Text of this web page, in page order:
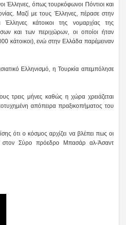
Έλληνες, όπως τουρκόφωνοι Πόντιοι και
Μαζί με τους Έλληνες, πέρασε στην
κάτοικοι της νομαρχίας της
και των περιχώρων, οι οποίοι ήταν
κάτοικοι), ενώ στην Ελλάδα παρέμειναν
Ελληνισμό, η Τουρκία απεμπόλησε
τρεις μήνες καθώς η χώρα χρειάζεται
απόπειρα πραξικοπήματος του
ότι ο κόσμος αρχίζει να βλέπει πως οι
στον Σύρο πρόεδρο Μπασάρ αλ-Άσαντ